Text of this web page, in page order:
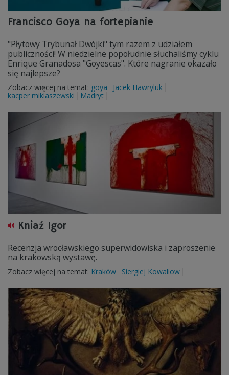
Francisco Goya na fortepianie
"Płytowy Trybunał Dwójki" tym razem z udziałem
publiczności! W niedzielne popołudnie słuchaliśmy cyklu
Enrique Granadosa "Goyescas". Które nagranie okazało
się najlepsze?
Zobacz więcej na temat: goya
Jacek Hawryluk
kacper miklaszewski
Madryt
Kniaź Igor
Recenzja wrocławskiego superwidowiska i zaproszenie
na krakowską wystawę.
Zobacz więcej na temat: Kraków Siergiej Kowaliow